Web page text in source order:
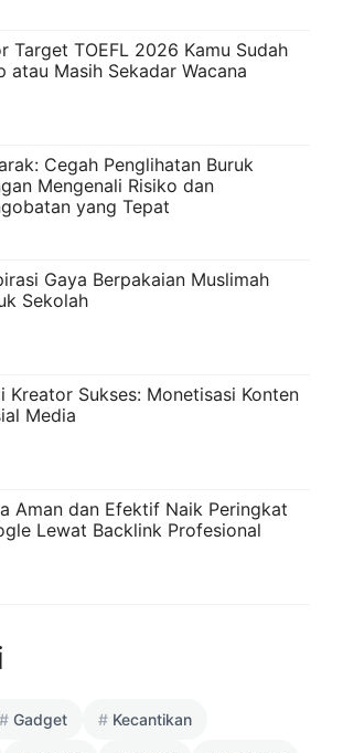
Target TOEFL 2026 Kamu Sudah
atau Masih Sekadar Wacana
Cegah Penglihatan Buruk
Mengenali Risiko dan
yang Tepat
Gaya Berpakaian Muslimah
Sekolah
Kreator Sukses: Monetisasi Konten
Media
Aman dan Efektif Naik Peringkat
Lewat Backlink Profesional
Gadget Kecantikan